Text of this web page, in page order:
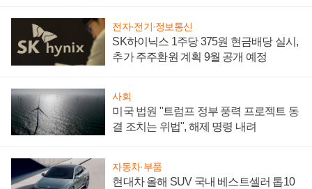
전자·전기·정보통신
SK하이닉스 1주당 375원 현금배당 실시,
추가 주주환원 계획 9월 공개 예정
사회
미국 법원 "트럼프 정부 풍력 프로젝트 동
결 조치는 위법", 해제 명령 내려
자동차·부품
현대차 올해 SUV 국내 베스트셀러 톱10